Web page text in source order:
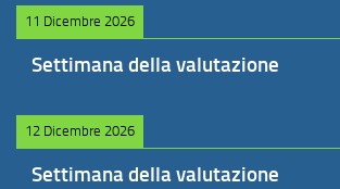
11 Dicembre 2026
Settimana della valutazione
12 Dicembre 2026
Settimana della valutazione